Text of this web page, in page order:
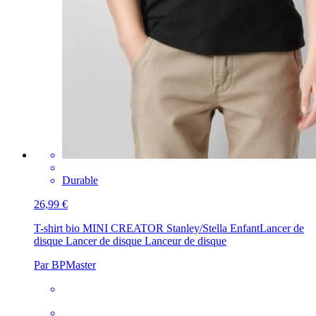
Durable
26,99 €
T-shirt bio MINI CREATOR Stanley/Stella EnfantLancer de
disque Lancer de disque Lanceur de disque
Par BPMaster